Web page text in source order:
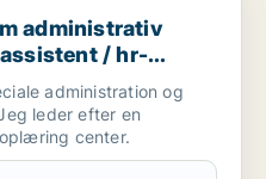
administrativ
/ hr-
administration og
leder efter en
center.